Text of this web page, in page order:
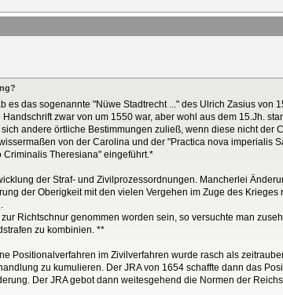
es das sogenannte "Nüwe Stadtrecht ..." des Ulrich Zasius von
zwar von um 1550 war, aber wohl aus dem 15.Jh.
andere örtliche Bestimmungen zuließ, wenn diese nicht der
von der Carolina und der "Practica nova imperialis
Criminalis Theresiana" eingeführt.*
der Straf- und Zivilprozessordnungen. Mancherlei
der Oberigkeit mit den vielen Vergehen im Zuge des
Richtschnur genommen worden sein, so versuchte man
zu kombinien. **
Positionalverfahren im Zivilverfahren wurde rasch als
zu kumulieren. Der JRA von 1654 schaffte dann das
Der JRA gebot dann weitesgehend die Normen der